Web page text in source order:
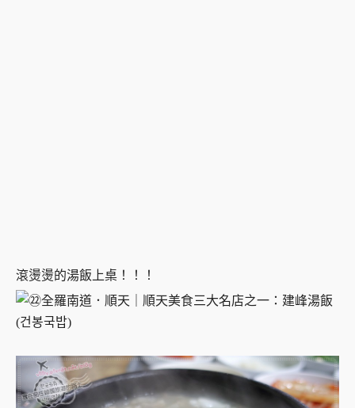
滾燙燙的湯飯上桌！！！